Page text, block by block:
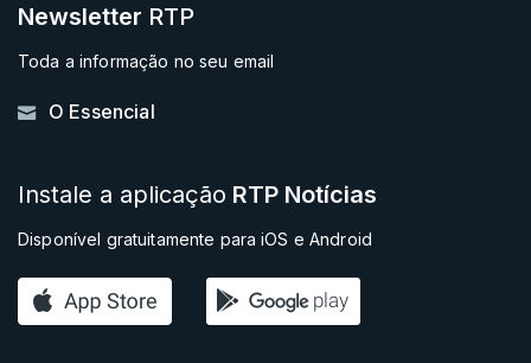
Newsletter RTP
Toda a informação no seu email
O Essencial
Instale a aplicação RTP Notícias
Disponível gratuitamente para iOS e Android